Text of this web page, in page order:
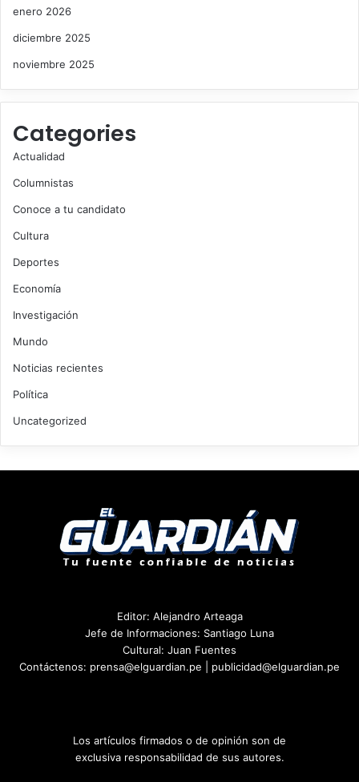
enero 2026
diciembre 2025
noviembre 2025
Categories
Actualidad
Columnistas
Conoce a tu candidato
Cultura
Deportes
Economía
Investigación
Mundo
Noticias recientes
Política
Uncategorized
Editor: Alejandro Arteaga
Jefe de Informaciones: Santiago Luna
Cultural: Juan Fuentes
Contáctenos: prensa@elguardian.pe | publicidad@elguardian.pe
Los artículos firmados o de opinión son de
exclusiva responsabilidad de sus autores.